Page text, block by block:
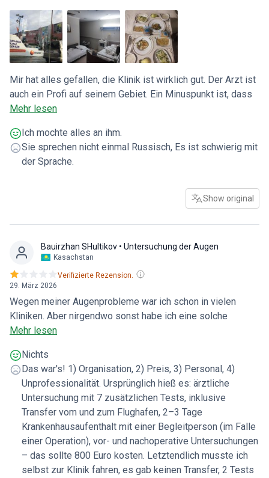
Mir hat alles gefallen, die Klinik ist wirklich gut. Der Arzt ist
auch ein Profi auf seinem Gebiet. Ein Minuspunkt ist, dass
sie sagten, die Operation sei für Samstag geplant, aber am
zweimal verschoben hätten. Aber alle sind glücklich)))! Sie
haben mich dreimal gefüttert, was auch ein Plus ist.
Mehr lesen
Ich mochte alles an ihm.
Sie sprechen nicht einmal Russisch, Es ist schwierig mit
der Sprache.
Show original
Bauirzhan SHultikov • Untersuchung der Augen
Kasachstan
29. März 2026
Verifizierte Rezension.
Wegen meiner Augenprobleme war ich schon in vielen
Kliniken. Aber nirgendwo sonst habe ich eine solche
Enttäuschung erlebt :( Ich bin extra aus Kasachstan in diese
umsonst verschwendet. Ich kann diese Klinik niemandem
empfehlen.
Mehr lesen
Nichts
Das war's! 1) Organisation, 2) Preis, 3) Personal, 4)
Unprofessionalität. Ursprünglich hieß es: ärztliche
Untersuchung mit 7 zusätzlichen Tests, inklusive
Transfer vom und zum Flughafen, 2–3 Tage
Krankenhausaufenthalt mit einer Begleitperson (im Falle
einer Operation), vor- und nachoperative Untersuchungen
– das sollte 800 Euro kosten. Letztendlich musste ich
selbst zur Klinik fahren, es gab keinen Transfer, 2 Tests